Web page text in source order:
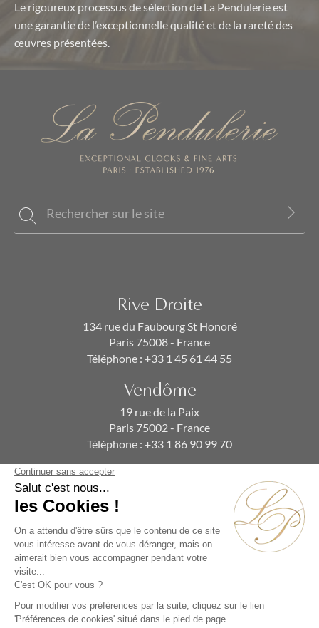
Le rigoureux processus de sélection de La Pendulerie est
une garantie de l’exceptionnelle qualité et de la rareté des
œuvres présentées.
Rive Droite
134 rue du Faubourg St Honoré
Paris 75008 - France
Téléphone : +33 1 45 61 44 55
Vendôme
19 rue de la Paix
Paris 75002 - France
Téléphone : +33 1 86 90 99 70
ABONNEZ-VOUS À NOTRE NEWSLETTER
Alternative: